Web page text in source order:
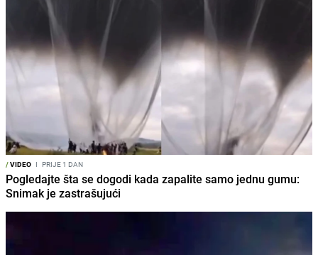
/VIDEO I PRIJE 1 DAN
Pogledajte šta se dogodi kada zapalite samo jednu gumu:
Snimak je zastrašujući